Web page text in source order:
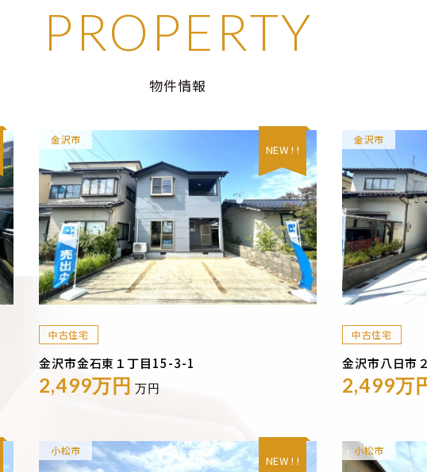
PROPERTY
物件情報
金沢市
NEW ! !
中古住宅
金沢市金石東１丁目15-3-1
2,499万円 万円
金沢市
中古住宅
金沢市八日市
2,499万
小松市
NEW ! !
小松市